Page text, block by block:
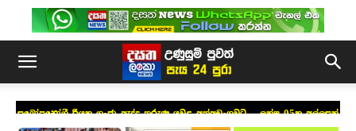
සුඛෝපභෝගී රියක ගංජා ඇද්ද තරුණ යුවළ අත්අඩංගුවට – ලක්ෂ 05ක අල්ලසක්